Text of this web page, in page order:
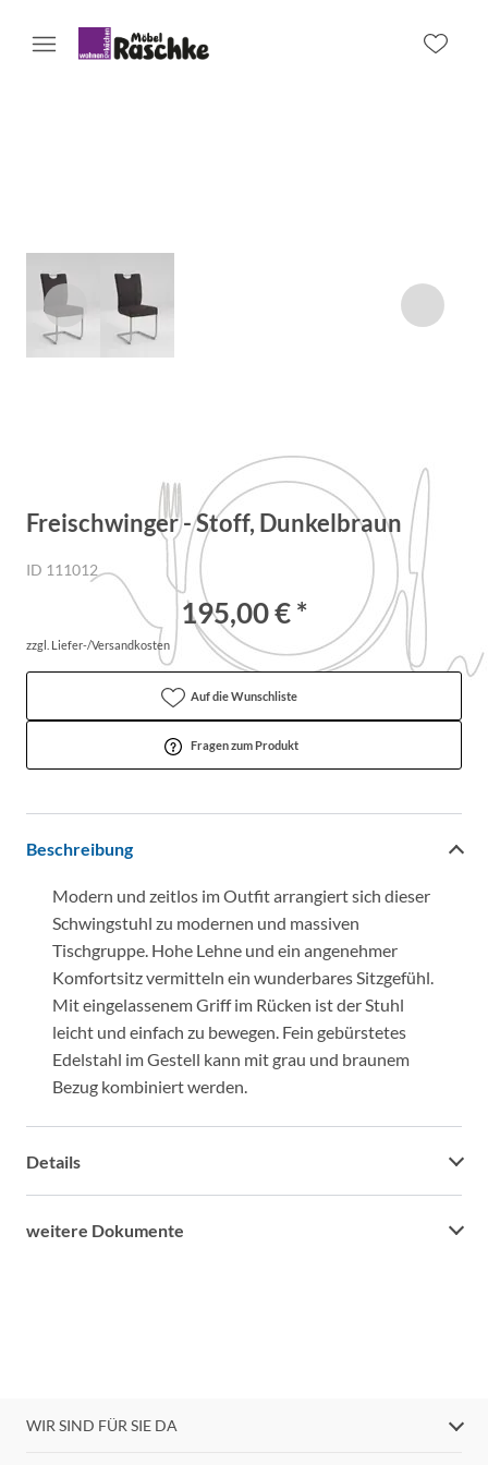
Freischwinger - Stoff, Dunkelbraun
ID 111012
195,00 € *
zzgl. Liefer-/Versandkosten
Auf die Wunschliste
Fragen zum Produkt
Beschreibung
Modern und zeitlos im Outfit arrangiert sich dieser
Schwingstuhl zu modernen und massiven
Tischgruppe. Hohe Lehne und ein angenehmer
Komfortsitz vermitteln ein wunderbares Sitzgefühl.
Mit eingelassenem Griff im Rücken ist der Stuhl
leicht und einfach zu bewegen. Fein gebürstetes
Edelstahl im Gestell kann mit grau und braunem
Bezug kombiniert werden.
Details
weitere Dokumente
WIR SIND FÜR SIE DA